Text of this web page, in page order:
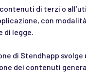
di terzi o
con
di legge.
di Stendhapp svolge
dei contenuti